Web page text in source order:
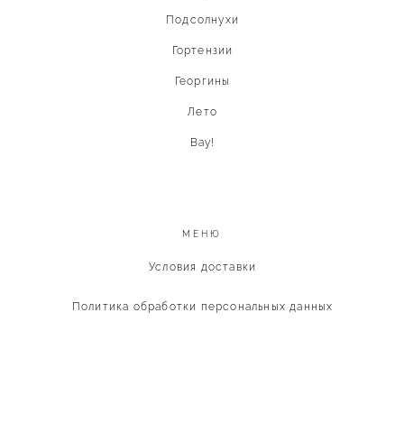
Подсолнухи
Гортензии
Георгины
Лето
Вау!
МЕНЮ
Условия доставки
Политика обработки персональных данных